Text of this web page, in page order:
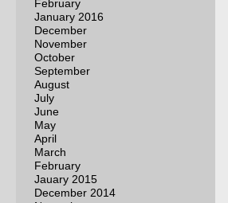
February
January 2016
December
November
October
September
August
July
June
May
April
March
February
Jauary 2015
December 2014